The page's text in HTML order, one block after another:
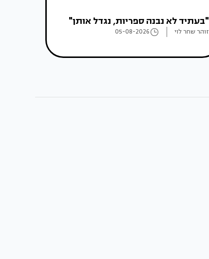
"בעתיד לא נבנה ספריות, נגדל אותן"
זוהר שחר לוי 05-08-2026